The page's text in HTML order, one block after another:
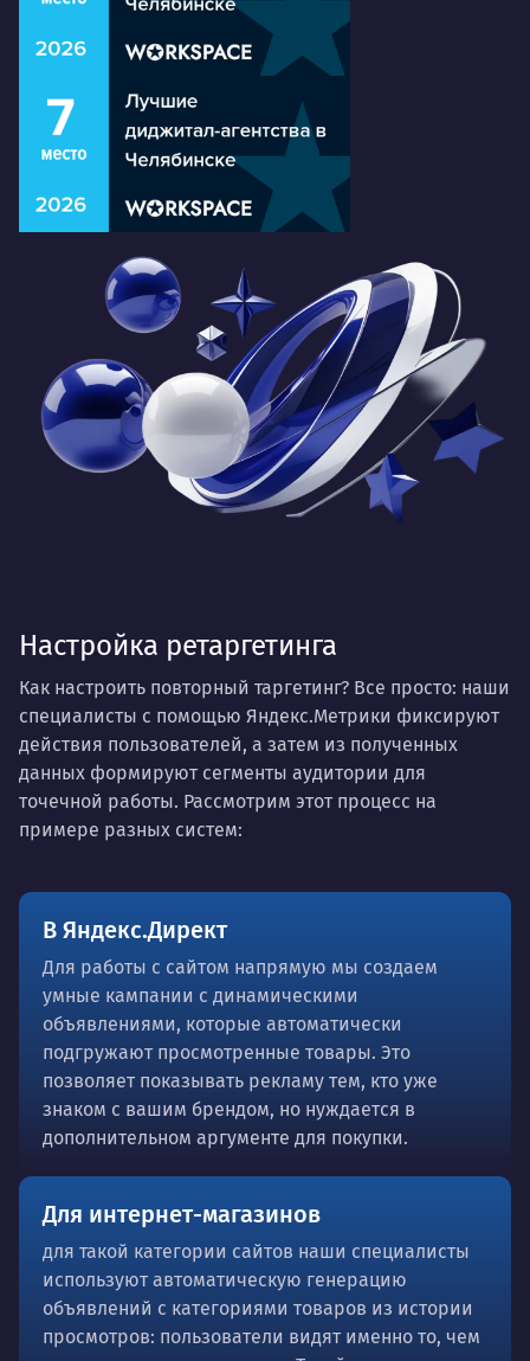
Настройка ретаргетинга
Как настроить повторный таргетинг? Все просто: наши
специалисты с помощью Яндекс.Метрики фиксируют
действия пользователей, а затем из полученных
данных формируют сегменты аудитории для
точечной работы. Рассмотрим этот процесс на
примере разных систем:
В Яндекс.Директ
Для работы с сайтом напрямую мы создаем
умные кампании с динамическими
объявлениями, которые автоматически
подгружают просмотренные товары. Это
позволяет показывать рекламу тем, кто уже
знаком с вашим брендом, но нуждается в
дополнительном аргументе для покупки.
Для интернет-магазинов
для такой категории сайтов наши специалисты
используют автоматическую генерацию
объявлений с категориями товаров из истории
просмотров: пользователи видят именно то, чем